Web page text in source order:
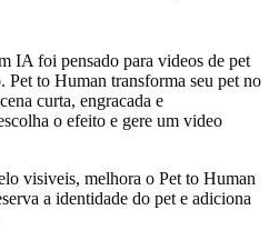
IA foi pensado para videos de pet
to Human transforma seu pet no
curta, engracada e
o efeito e gere um video
visiveis, melhora o Pet to Human
a identidade do pet e adiciona